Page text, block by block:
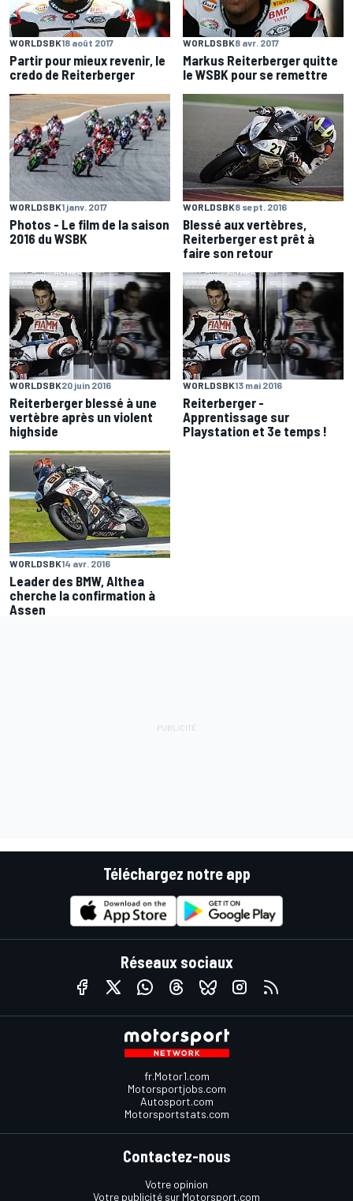
WORLDSBK18 août 2017
Partir pour mieux revenir, le
credo de Reiterberger
WORLDSBK8 avr. 2017
Markus Reiterberger quitte
le WSBK pour se remettre
WORLDSBK1 janv. 2017
Photos - Le film de la saison
2016 du WSBK
WORLDSBK8 sept. 2016
Blessé aux vertèbres,
Reiterberger est prêt à
faire son retour
WORLDSBK20 juin 2016
Reiterberger blessé à une
vertèbre après un violent
highside
WORLDSBK13 mai 2016
Reiterberger -
Apprentissage sur
Playstation et 3e temps !
WORLDSBK14 avr. 2016
Leader des BMW, Althea
cherche la confirmation à
Assen
Téléchargez notre app
Réseaux sociaux
fr.Motor1.com
Motorsportjobs.com
Autosport.com
Motorsportstats.com
Contactez-nous
Votre opinion
Votre publicité sur Motorsport.com